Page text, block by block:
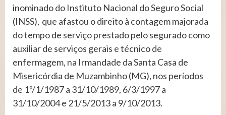
inominado do Instituto Nacional do Seguro Social
(INSS), que afastou o direito à contagem majorada
do tempo de serviço prestado pelo segurado como
auxiliar de serviços gerais e técnico de
enfermagem, na Irmandade da Santa Casa de
Misericórdia de Muzambinho (MG), nos períodos
de 1º/1/1987 a 31/10/1989, 6/3/1997 a
31/10/2004 e 21/5/2013 a 9/10/2013.